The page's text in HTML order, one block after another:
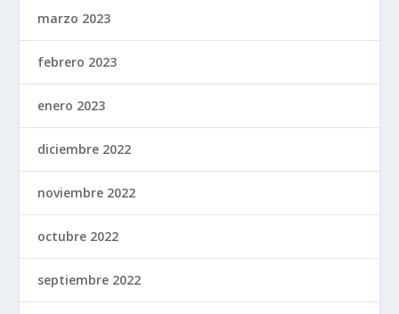
marzo 2023
febrero 2023
enero 2023
diciembre 2022
noviembre 2022
octubre 2022
septiembre 2022